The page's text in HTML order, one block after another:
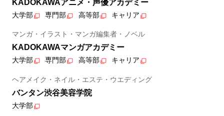
KADOKAWAアニメ・声優アカデミー
大学部 専門部 高等部 キャリア
マンガ・イラスト・マンガ編集者・ノベル
KADOKAWAマンガアカデミー
大学部 専門部 高等部 キャリア
ヘアメイク・ネイル・エステ・ウエディング
バンタン渋谷美容学院
大学部